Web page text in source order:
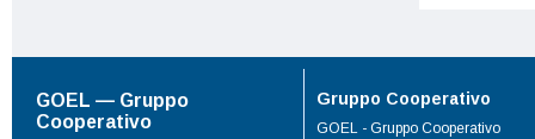
GOEL — Gruppo
Cooperativo
Gruppo Cooperativo
GOEL - Gruppo Cooperativo